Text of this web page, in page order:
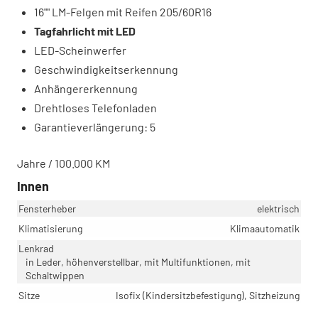
16"" LM-Felgen mit Reifen 205/60R16
Tagfahrlicht mit LED
LED-Scheinwerfer
Geschwindigkeitserkennung
Anhängererkennung
Drehtloses Telefonladen
Garantieverlängerung: 5
Jahre / 100.000 KM
Innen
Fensterheber
elektrisch
Klimatisierung
Klimaautomatik
Lenkrad
in Leder, höhenverstellbar, mit Multifunktionen, mit
Schaltwippen
Sitze
Isofix (Kindersitzbefestigung), Sitzheizung